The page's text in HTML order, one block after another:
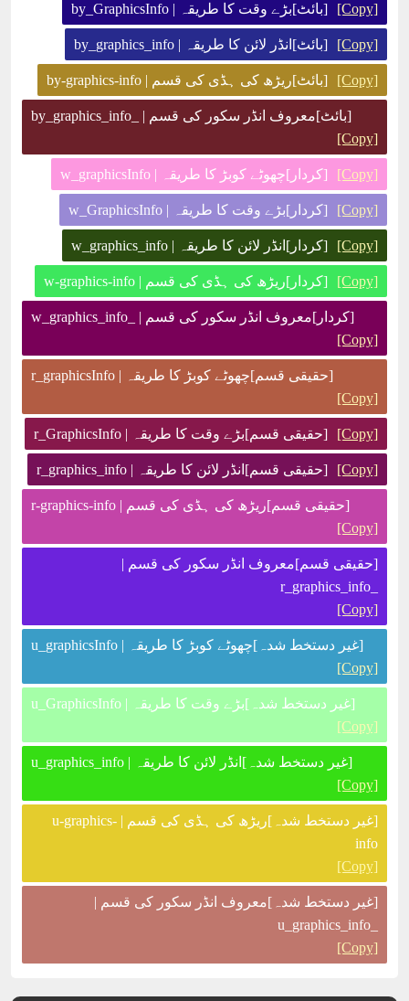
[بائٹ]بڑے وقت کا طریقہ | by_GraphicsInfo [Copy]
[بائٹ]انڈر لائن کا طریقہ | by_graphics_info [Copy]
[بائٹ]ریڑھ کی ہڈی کی قسم | by-graphics-info [Copy]
[بائٹ]معروف انڈر سکور کی قسم | _by_graphics_info
[Copy]
[کردار]چھوٹے کوبڑ کا طریقہ | w_graphicsInfo [Copy]
[کردار]بڑے وقت کا طریقہ | w_GraphicsInfo [Copy]
[کردار]انڈر لائن کا طریقہ | w_graphics_info [Copy]
[کردار]ریڑھ کی ہڈی کی قسم | w-graphics-info [Copy]
[کردار]معروف انڈر سکور کی قسم | _w_graphics_info
[Copy]
[حقیقی قسم]چھوٹے کوبڑ کا طریقہ | r_graphicsInfo
[Copy]
[حقیقی قسم]بڑے وقت کا طریقہ | r_GraphicsInfo [Copy]
[حقیقی قسم]انڈر لائن کا طریقہ | r_graphics_info [Copy]
[حقیقی قسم]ریڑھ کی ہڈی کی قسم | r-graphics-info
[Copy]
[حقیقی قسم]معروف انڈر سکور کی قسم |
_r_graphics_info
[Copy]
[غیر دستخط شدہ]چھوٹے کوبڑ کا طریقہ | u_graphicsInfo
[Copy]
[غیر دستخط شدہ]بڑے وقت کا طریقہ | u_GraphicsInfo
[Copy]
[غیر دستخط شدہ]انڈر لائن کا طریقہ | u_graphics_info
[Copy]
[غیر دستخط شدہ]ریڑھ کی ہڈی کی قسم | u-graphics-
info
[Copy]
[غیر دستخط شدہ]معروف انڈر سکور کی قسم |
_u_graphics_info
[Copy]